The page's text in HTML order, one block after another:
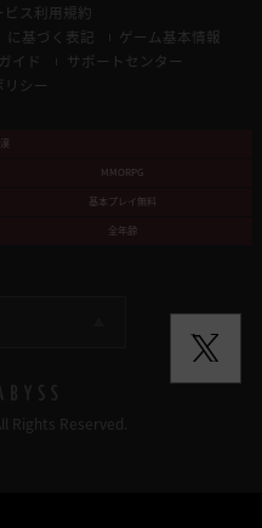
ビス利用規約
に基づく表記
ゲーム基本情報
イド
サポートセンター
リシー
MMORPG
基本プレイ無料
全年齢
Rights Reserved.